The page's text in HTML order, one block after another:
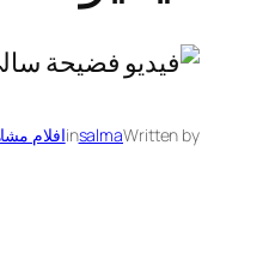
Written by
salma
inافلام